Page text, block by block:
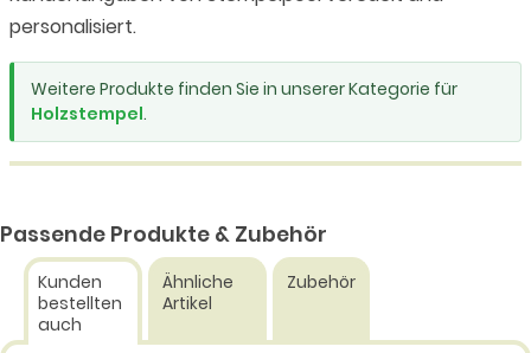
personalisiert.
Weitere Produkte finden Sie in unserer Kategorie für
Holzstempel.
Passende Produkte & Zubehör
Kunden
bestellten
auch
Ähnliche
Artikel
Zubehör